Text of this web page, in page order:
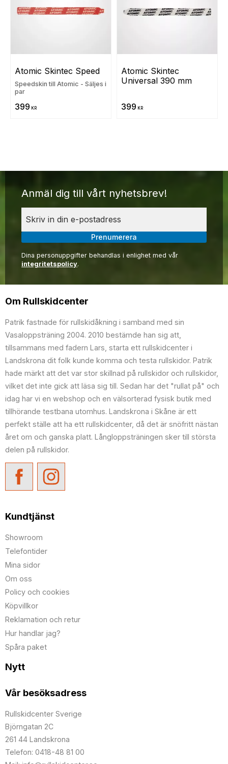
Atomic Skintec Speed
Speedskin till Atomic - Säljes i
par
399 KR
Atomic Skintec
Universal 390 mm
399 KR
Anmäl dig till vårt nyhetsbrev!
Prenumerera
Dina personuppgifter behandlas i enlighet med vår
integritetspolicy.
Om Rullskidcenter
Patrik fastnade för rullskidåkning i samband med sin
Vasaloppsträning 2004. 2010 bestämde han sig att,
tillsammans med fadern Lars, starta ett rullskidcenter i
Landskrona dit folk kunde komma och testa rullskidor. Patrik
hade märkt att det var stor skillnad på rullskidor och rullskidor,
vilket det inte gick att läsa sig till. Sedan har det "rullat på" och
idag har vi en webshop och en välsorterad fysisk butik med
tillhörande testbana utomhus. Landskrona i Skåne är ett
perfekt ställe att ha ett rullskidcenter, då det är snöfritt nästan
året om och ganska platt. Långloppsträningen sker till största
delen på rullskidor.
Kundtjänst
Showroom
Telefontider
Mina sidor
Om oss
Policy och cookies
Köpvillkor
Reklamation och retur
Hur handlar jag?
Spåra paket
Nytt
Vår besöksadress
Rullskidcenter Sverige
Björngatan 2C
261 44 Landskrona
Telefon: 0418-48 81 00